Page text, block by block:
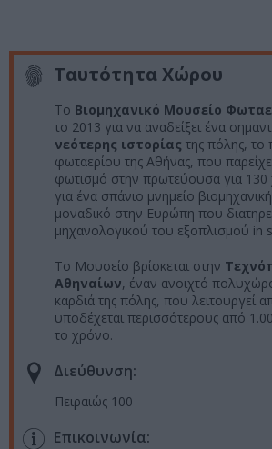
Ταυτότητα Χώρου
Το Βιομηχανικό Μουσείο
το 2013 για να αναδείξει ένα
νεότερης ιστορίας της πόλης, το
φωταερίου της Αθήνας, που παρείχε
φωτισμό στην πρωτεύουσα για 130
για ένα σπάνιο μνημείο
μοναδικό στην Ευρώπη που
μηχανολογικού του εξοπλισμού in
Το Μουσείο βρίσκεται στην
Αθηναίων, έναν ανοιχτό
καρδιά της πόλης, που λειτουργεί
υποδέχεται περισσότερους από
το χρόνο.
Διεύθυνση:
Πειραιώς 100
Επικοινωνία: